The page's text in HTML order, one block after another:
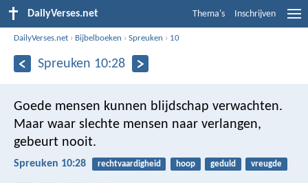
DailyVerses.net Thema's Inschrijven
DailyVerses.net › Bijbelboeken ›Spreuken › 10
Spreuken 10:28
Goede mensen kunnen blijdschap verwachten.
Maar waar slechte mensen naar verlangen,
gebeurt nooit.
Spreuken 10:28 rechtvaardigheid hoop geduld vreugde